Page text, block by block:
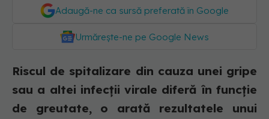
Adaugă-ne ca sursă preferată în Google
Urmărește-ne pe Google News
Riscul de spitalizare din cauza unei gripe
sau a altei infecții virale diferă în funcție
de greutate, o arată rezultatele unui